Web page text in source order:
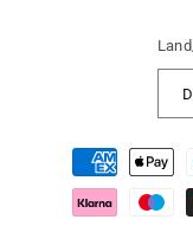
Zahlungsmethoden